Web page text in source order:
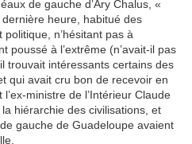
de gauche d’Ary Chalus, «
heure, habitué des
n’hésitant pas à
poussé à l’extrême (n’avait-il pas
trouvait intéressants certains des
qui avait cru bon de recevoir en
ministre de l’Intérieur Claude
hiérarchie des civilisations, et
gauche de Guadeloupe avaient